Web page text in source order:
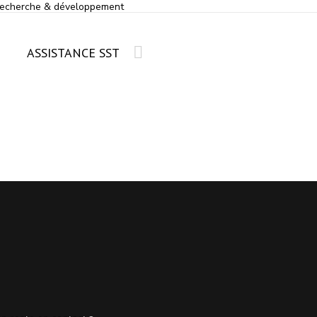
& développement
ASSISTANCE SST